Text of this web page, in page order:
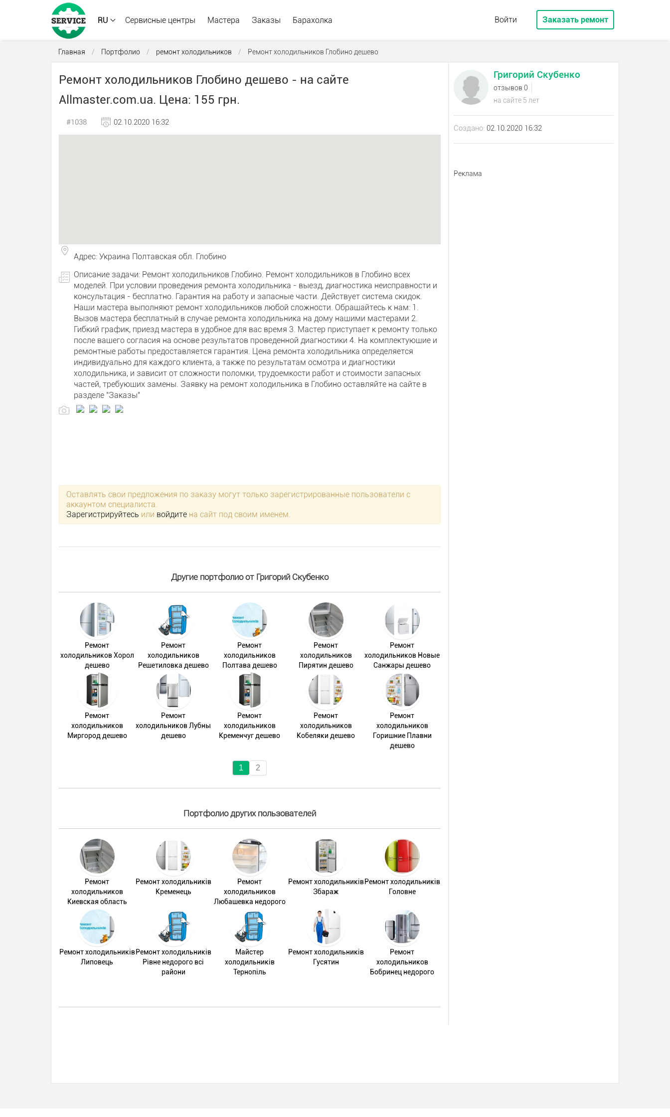
RU Сервисные центры Мастера Заказы Барахолка Войти Заказать ремонт
Главная / Портфолио / ремонт холодильников / Ремонт холодильников Глобино дешево
Ремонт холодильников Глобино дешево - на сайте
Allmaster.com.ua. Цена: 155 грн.
#1038 02.10.2020 16:32
Адрес: Украина Полтавская обл. Глобино
Описание задачи: Ремонт холодильников Глобино. Ремонт холодильников в Глобино всех
моделей. При условии проведения ремонта холодильника - выезд, диагностика неисправности и
консультация - бесплатно. Гарантия на работу и запасные части. Действует система скидок.
Наши мастера выполняют ремонт холодильников любой сложности. Обращайтесь к нам: 1.
Вызов мастера бесплатный в случае ремонта холодильника на дому нашими мастерами 2.
Гибкий график, приезд мастера в удобное для вас время 3. Мастер приступает к ремонту только
после вашего согласия на основе результатов проведенной диагностики 4. На комплектующие и
ремонтные работы предоставляется гарантия. Цена ремонта холодильника определяется
индивидуально для каждого клиента, а также по результатам осмотра и диагностики
холодильника, и зависит от сложности поломки, трудоемкости работ и стоимости запасных
частей, требующих замены. Заявку на ремонт холодильника в Глобино оставляйте на сайте в
разделе "Заказы"
Оставлять свои предложения по заказу могут только зарегистрированные пользователи с
аккаунтом специалиста.
Зарегистрируйтесь или войдите на сайт под своим именем.
Другие портфолио от Григорий Скубенко
Ремонт
холодильников Хорол
дешево
Ремонт
холодильников
Решетиловка дешево
Ремонт
холодильников
Полтава дешево
Ремонт
холодильников
Пирятин дешево
Ремонт
холодильников Новые
Санжары дешево
Ремонт
холодильников
Миргород дешево
Ремонт
холодильников Лубны
дешево
Ремонт
холодильников
Кременчуг дешево
Ремонт
холодильников
Кобеляки дешево
Ремонт
холодильников
Горишние Плавни
дешево
1 2
Портфолио других пользователей
Ремонт
холодильников
Киевская область
Ремонт холодильників
Кременець
Ремонт
холодильников
Любашевка недорого
Ремонт холодильників
Збараж
Ремонт холодильників
Головне
Ремонт холодильників
Липовець
Ремонт холодильників
Рівне недорого всі
райони
Майстер
холодильників
Тернопіль
Ремонт холодильників
Гусятин
Ремонт
холодильников
Бобринец недорого
Григорий Скубенко
отзывов 0
на сайте 5 лет
Создано: 02.10.2020 16:32
Реклама